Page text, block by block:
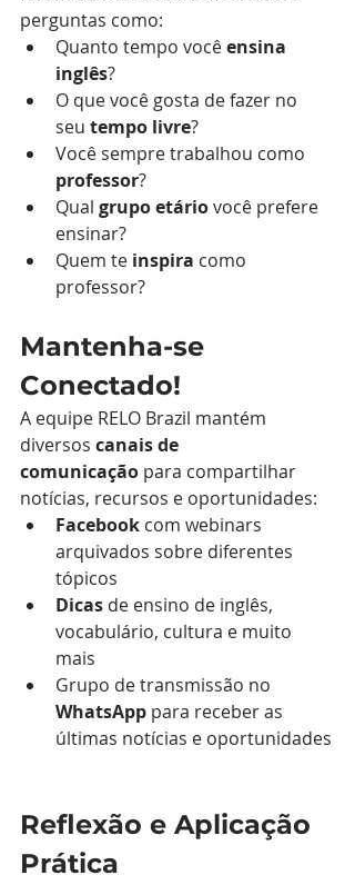
perguntas como:
Quanto tempo você ensina
inglês?
O que você gosta de fazer no
seu tempo livre?
Você sempre trabalhou como
professor?
Qual grupo etário você prefere
ensinar?
Quem te inspira como
professor?
Mantenha-se
Conectado!
A equipe RELO Brazil mantém
diversos canais de
comunicação para compartilhar
notícias, recursos e oportunidades:
Facebook com webinars
arquivados sobre diferentes
tópicos
Dicas de ensino de inglês,
vocabulário, cultura e muito
mais
Grupo de transmissão no
WhatsApp para receber as
últimas notícias e oportunidades
Reflexão e Aplicação
Prática